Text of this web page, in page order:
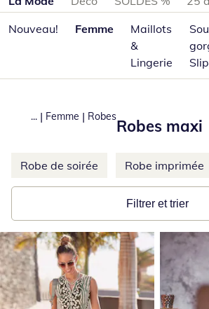
Nouveau!
Femme
Maillots
&
Lingerie
... | Femme | Robes
Robes maxi
Ignorer d'autres catégories
Robe de soirée Robe imprimée
Filtrer et trier